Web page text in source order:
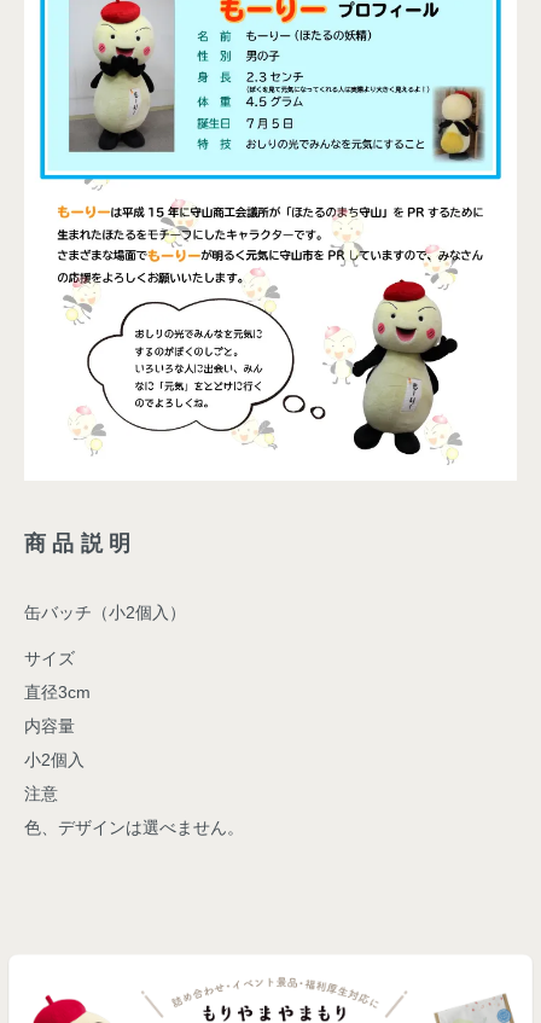
商品説明
缶バッチ（小2個入）
サイズ
直径3cm
内容量
小2個入
注意
色、デザインは選べません。